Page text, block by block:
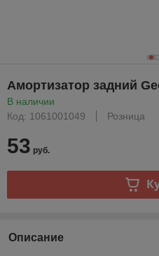
Амортизатор задний
В наличии
Код: 1061001049
Розница
53 руб.
Описание